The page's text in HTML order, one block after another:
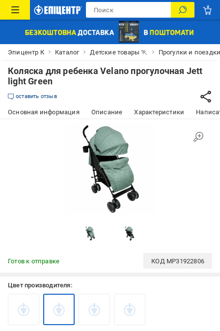
Эпицентр К Каталог Детские товары 🏃 Прогулки и
Коляска для ребенка Velano прогулочная Jett
light Green
оставить отзыв
Основная информация Описание Характеристики
Готов к отправке КОД MP31922806
Цвет производителя: